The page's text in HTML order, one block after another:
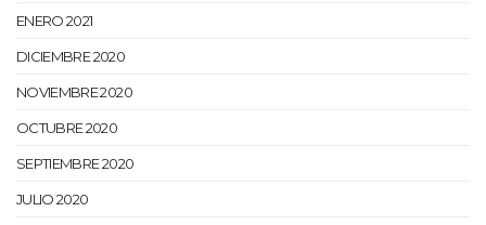
ENERO 2021
DICIEMBRE 2020
NOVIEMBRE 2020
OCTUBRE 2020
SEPTIEMBRE 2020
JULIO 2020